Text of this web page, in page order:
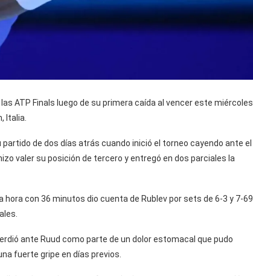
ATP Finals luego de su primera caída al vencer este miércoles
Italia.
de dos días atrás cuando inició el torneo cayendo ante el
valer su posición de tercero y entregó en dos parciales la
con 36 minutos dio cuenta de Rublev por sets de 6-3 y 7-69
ante Ruud como parte de un dolor estomacal que pudo
fuerte gripe en días previos.